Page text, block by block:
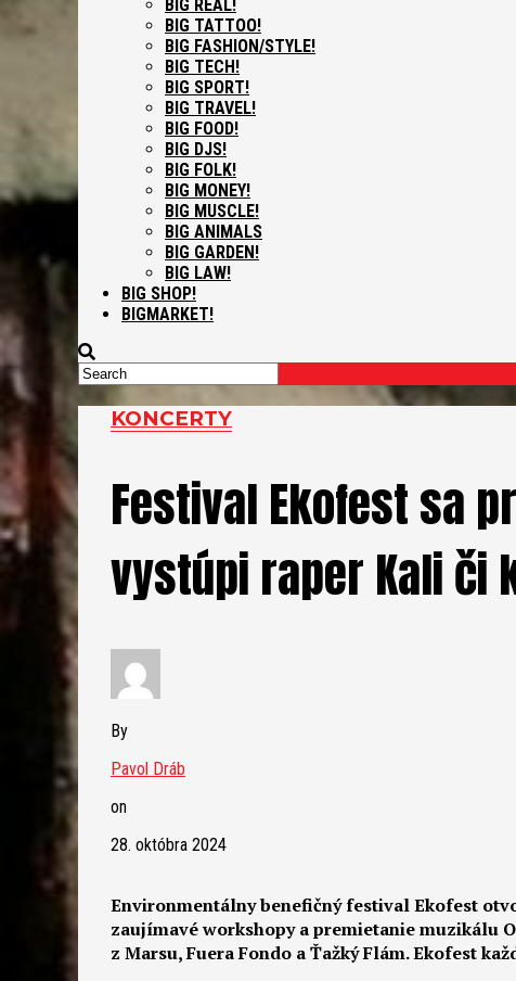
BIG REAL!
BIG TATTOO!
BIG FASHION/STYLE!
BIG TECH!
BIG SPORT!
BIG TRAVEL!
BIG FOOD!
BIG DJS!
BIG FOLK!
BIG MONEY!
BIG MUSCLE!
BIG ANIMALS
BIG GARDEN!
BIG LAW!
BIG SHOP!
BIGMARKET!
KONCERTY
Festival Ekofest sa
vystúpi raper Kali či
By
Pavol Dráb
on
28. októbra 2024
Environmentálny benefičný festival Ekofest
zaujímavé workshopy a premietanie muzikálu
z Marsu, Fuera Fondo a Ťažký Flám.Ekofest